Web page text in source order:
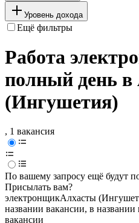
Уровень дохода
Ещё фильтры
Работа
полный день в
(Ингушетия)
, 1 вакансия
По вашему запросу ещё будут
Присылать вам?
электронщикАлхасты
названии вакансии, в
вакансии